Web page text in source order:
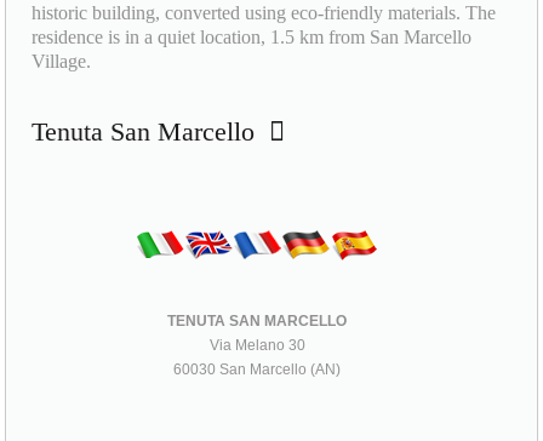
historic building, converted using eco-friendly materials. The
residence is in a quiet location, 1.5 km from San Marcello
Village.
Tenuta San Marcello
TENUTA SAN MARCELLO
Via Melano 30
60030 San Marcello (AN)